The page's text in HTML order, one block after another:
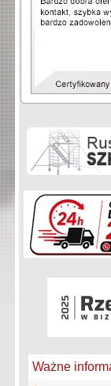
Ważne